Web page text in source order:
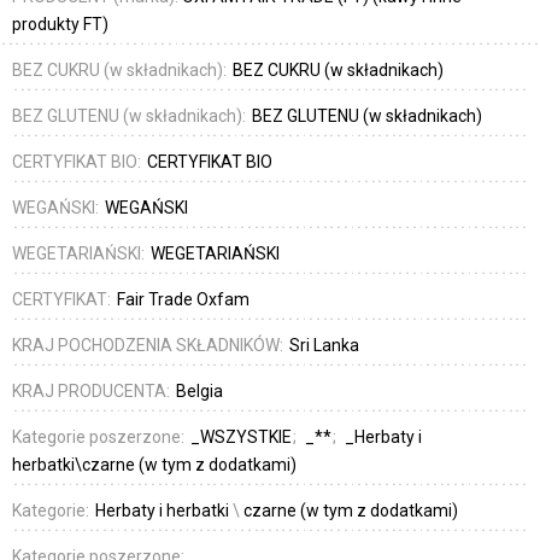
produkty FT)
BEZ CUKRU (w składnikach): BEZ CUKRU (w składnikach)
BEZ GLUTENU (w składnikach): BEZ GLUTENU (w składnikach)
CERTYFIKAT BIO: CERTYFIKAT BIO
WEGAŃSKI: WEGAŃSKI
WEGETARIAŃSKI: WEGETARIAŃSKI
CERTYFIKAT: Fair Trade Oxfam
KRAJ POCHODZENIA SKŁADNIKÓW: Sri Lanka
KRAJ PRODUCENTA: Belgia
Kategorie poszerzone: _WSZYSTKIE _**
_Herbaty i
herbatki\czarne (w tym z dodatkami)
Kategorie: Herbaty i herbatki \ czarne (w tym z dodatkami)